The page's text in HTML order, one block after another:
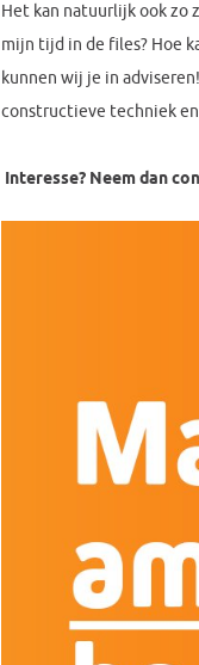
Het kan natuurlijk ook zo
mijn tijd in de files? Hoe
kunnen wij je in
constructieve techniek
Interesse? Neem dan